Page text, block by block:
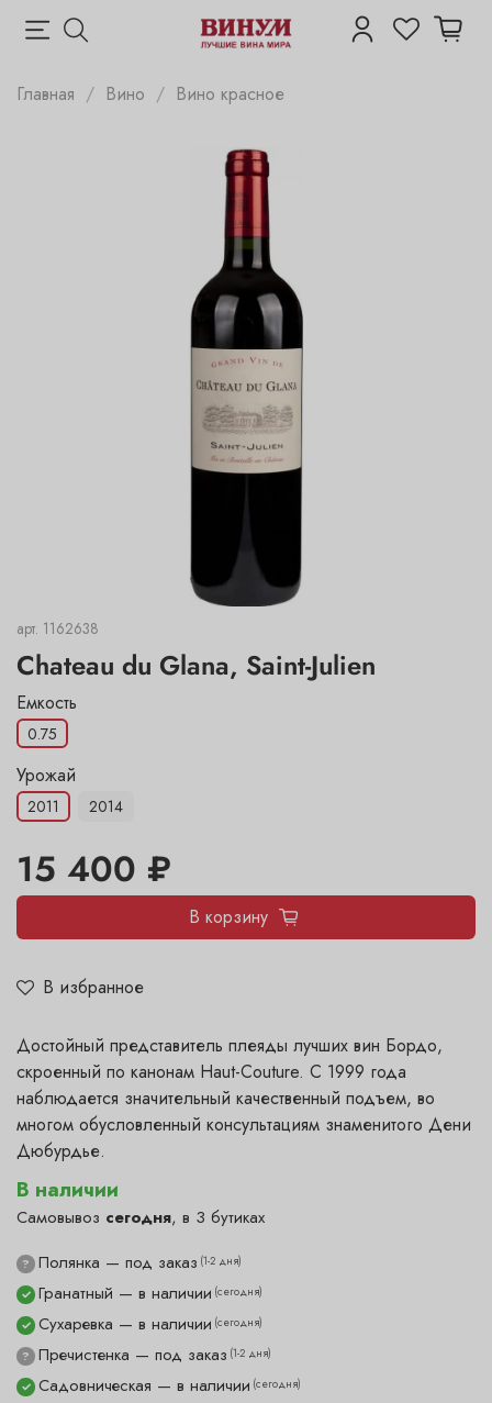
Главная Вино Вино красное
арт. 1162638
Chateau du Glana, Saint-Julien
В избранное
Емкость
0.75
Урожай
2011 2014
15 400 ₽
В корзину
В наличии
Самовывоз сегодня, в 3 бутиках
✓ Гранатный — в наличии (сегодня)
? Полянка — под заказ (1-2 дня)
? Пречистенка — под заказ (1-2 дня)
✓ Садовническая — в наличии (сегодня)
✓ Сухаревка — в наличии (сегодня)
Достойный представитель плеяды лучших вин Бордо,
скроенный по канонам Haut-Couture. С 1999 года
наблюдается значительный качественный подъем, во
многом обусловленный консультациям знаменитого Дени
Дюбурдье.